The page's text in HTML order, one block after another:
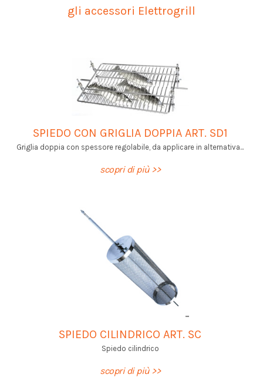
gli accessori Elettrogrill
SPIEDO CON GRIGLIA DOPPIA ART. SD1
Griglia doppia con spessore regolabile, da applicare in alternativa...
scopri di più >>
SPIEDO CILINDRICO ART. SC
Spiedo cilindrico
scopri di più >>